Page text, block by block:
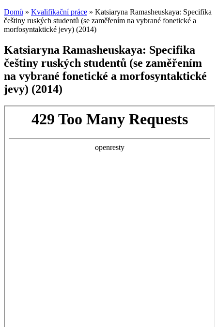
Domů » Kvalifikační práce » Katsiaryna Ramasheuskaya: Specifika
češtiny ruských studentů (se zaměřením na vybrané fonetické a
morfosyntaktické jevy) (2014)
Katsiaryna Ramasheuskaya: Specifika
češtiny ruských studentů (se zaměřením
na vybrané fonetické a morfosyntaktické
jevy) (2014)
Skip